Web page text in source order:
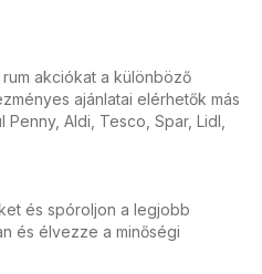
akciókat a különböző
ajánlatai elérhetők más
Aldi, Tesco, Spar, Lidl,
és spóroljon a legjobb
és élvezze a minőségi